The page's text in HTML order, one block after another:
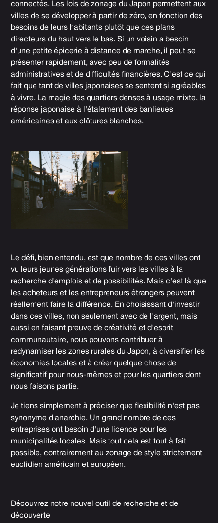
connectés. Les lois de zonage du Japon permettent aux
villes de se développer à partir de zéro, en fonction des
besoins de leurs habitants plutôt que des plans
directeurs du haut vers le bas. Si un voisin a besoin
d'une petite épicerie à distance de marche, il peut se
présenter rapidement, avec peu de formalités
administratives et de difficultés financières. C'est ce qui
fait que tant de villes japonaises se sentent si agréables
à vivre. La magie des quartiers denses à usage mixte, la
réponse japonaise à l'étalement des banlieues
américaines et aux clôtures blanches.
Le défi, bien entendu, est que nombre de ces villes ont
vu leurs jeunes générations fuir vers les villes à la
recherche d'emplois et de possibilités. Mais c'est là que
les acheteurs et les entrepreneurs étrangers peuvent
réellement faire la différence. En choisissant d'investir
dans ces villes, non seulement avec de l'argent, mais
aussi en faisant preuve de créativité et d'esprit
communautaire, nous pouvons contribuer à
redynamiser les zones rurales du Japon, à diversifier les
économies locales et à créer quelque chose de
significatif pour nous-mêmes et pour les quartiers dont
nous faisons partie.
Je tiens simplement à préciser que flexibilité n'est pas
synonyme d'anarchie. Un grand nombre de ces
entreprises ont besoin d'une licence pour les
municipalités locales. Mais tout cela est tout à fait
possible, contrairement au zonage de style strictement
euclidien américain et européen.
Découvrez notre nouvel outil de recherche et de
découverte